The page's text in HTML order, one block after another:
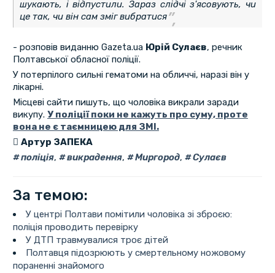
шукають, і відпустили. Зараз слідчі з'ясовують, чи
це так, чи він сам зміг вибратися
- розповів виданню Gazeta.ua Юрій Сулаєв, речник
Полтавської обласної поліції.
У потерпілого сильні гематоми на обличчі, наразі він у
лікарні.
Місцеві сайти пишуть, що чоловіка викрали заради
викупу. У поліції поки не кажуть про суму, проте
вона не є таємницею для ЗМІ.
Артур ЗАПЕКА
поліція, викрадення, Миргород, Сулаєв
За темою:
У центрі Полтави помітили чоловіка зі зброєю:
поліція проводить перевірку
У ДТП травмувалися троє дітей
Полтавця підозрюють у смертельному ножовому
пораненні знайомого